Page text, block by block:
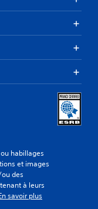
habillages
et images
des
à leurs
savoir plus